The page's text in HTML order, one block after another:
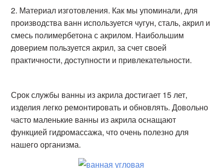
Материал изготовления. Как мы упоминали, для
производства ванн используется чугун, сталь, акрил и
смесь полимербетона с акрилом. Наибольшим
доверием пользуется акрил, за счет своей
практичности, доступности и привлекательности.
Срок службы ванны из акрила достигает 15 лет,
изделия легко ремонтировать и обновлять. Довольно
часто маленькие ванны из акрила оснащают
функцией гидромассажа, что очень полезно для
нашего организма.